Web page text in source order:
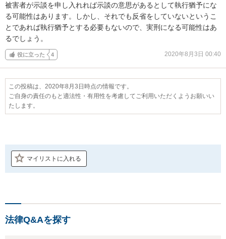
被害者が示談を申し入れれば示談の意思があるとして執行猶予にな
る可能性はあります。しかし、それでも反省をしていないというこ
とであれば執行猶予とする必要もないので、実刑になる可能性はあ
るでしょう。
役に立った 4 2020年8月3日 00:40
この投稿は、2020年8月3日時点の情報です。
ご自身の責任のもと適法性・有用性を考慮してご利用いただくようお願いい
たします。
マイリストに入れる
法律Q&Aを探す